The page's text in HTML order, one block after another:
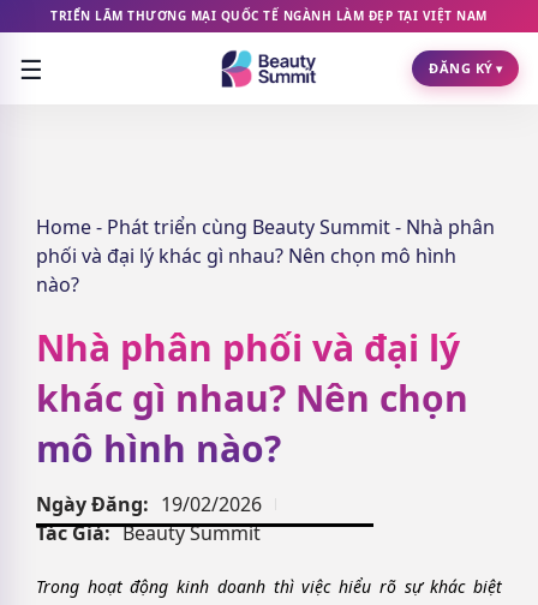
TRIỂN LÃM THƯƠNG MẠI QUỐC TẾ NGÀNH LÀM ĐẸP TẠI VIỆT NAM
☰ ĐĂNG KÝ ▾
Home- Phát triển cùng Beauty Summit- Nhà phân
phối và đại lý khác gì nhau? Nên chọn mô hình
nào?
Nhà phân phối và đại lý
khác gì nhau? Nên chọn
mô hình nào?
Ngày Đăng: 19/02/2026
Tác Giả: Beauty Summit
Trong hoạt động kinh doanh thì việc hiểu rõ sự khác biệt